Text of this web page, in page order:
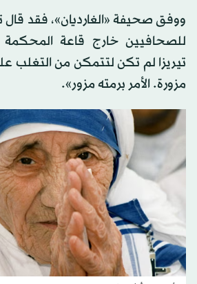
ووفق صحيفة «الغارديان»، فقد قال
للصحافيين خارج قاعة المحكمة
تيريزا لم تكن لتتمكن من التغلب
مزورة. الأمر برمته مزور».